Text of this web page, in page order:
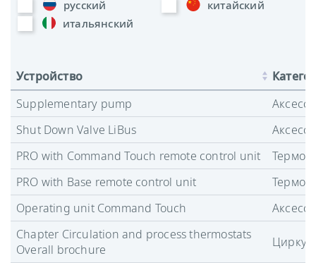
русский
китайский
итальянский
Устройство
Supplementary pump
Shut Down Valve LiBus
PRO with Command Touch remote control unit
PRO with Base remote control unit
Operating unit Command Touch
Chapter Circulation and process thermostats
Overall brochure